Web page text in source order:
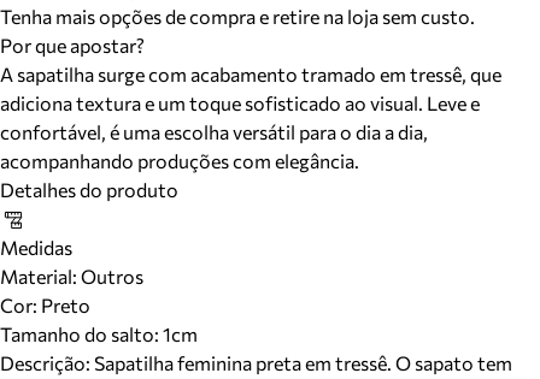
Tenha mais opções de compra e retire na loja sem custo.
Por que apostar?
A sapatilha surge com acabamento tramado em tressê, que
adiciona textura e um toque sofisticado ao visual. Leve e
confortável, é uma escolha versátil para o dia a dia,
acompanhando produções com elegância.
Detalhes do produto
Medidas
Material: Outros
Cor: Preto
Tamanho do salto: 1cm
Descrição: Sapatilha feminina preta em tressê. O sapato tem